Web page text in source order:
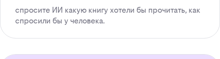
спросите ИИ какую книгу хотели бы прочитать, как
спросили бы у человека.